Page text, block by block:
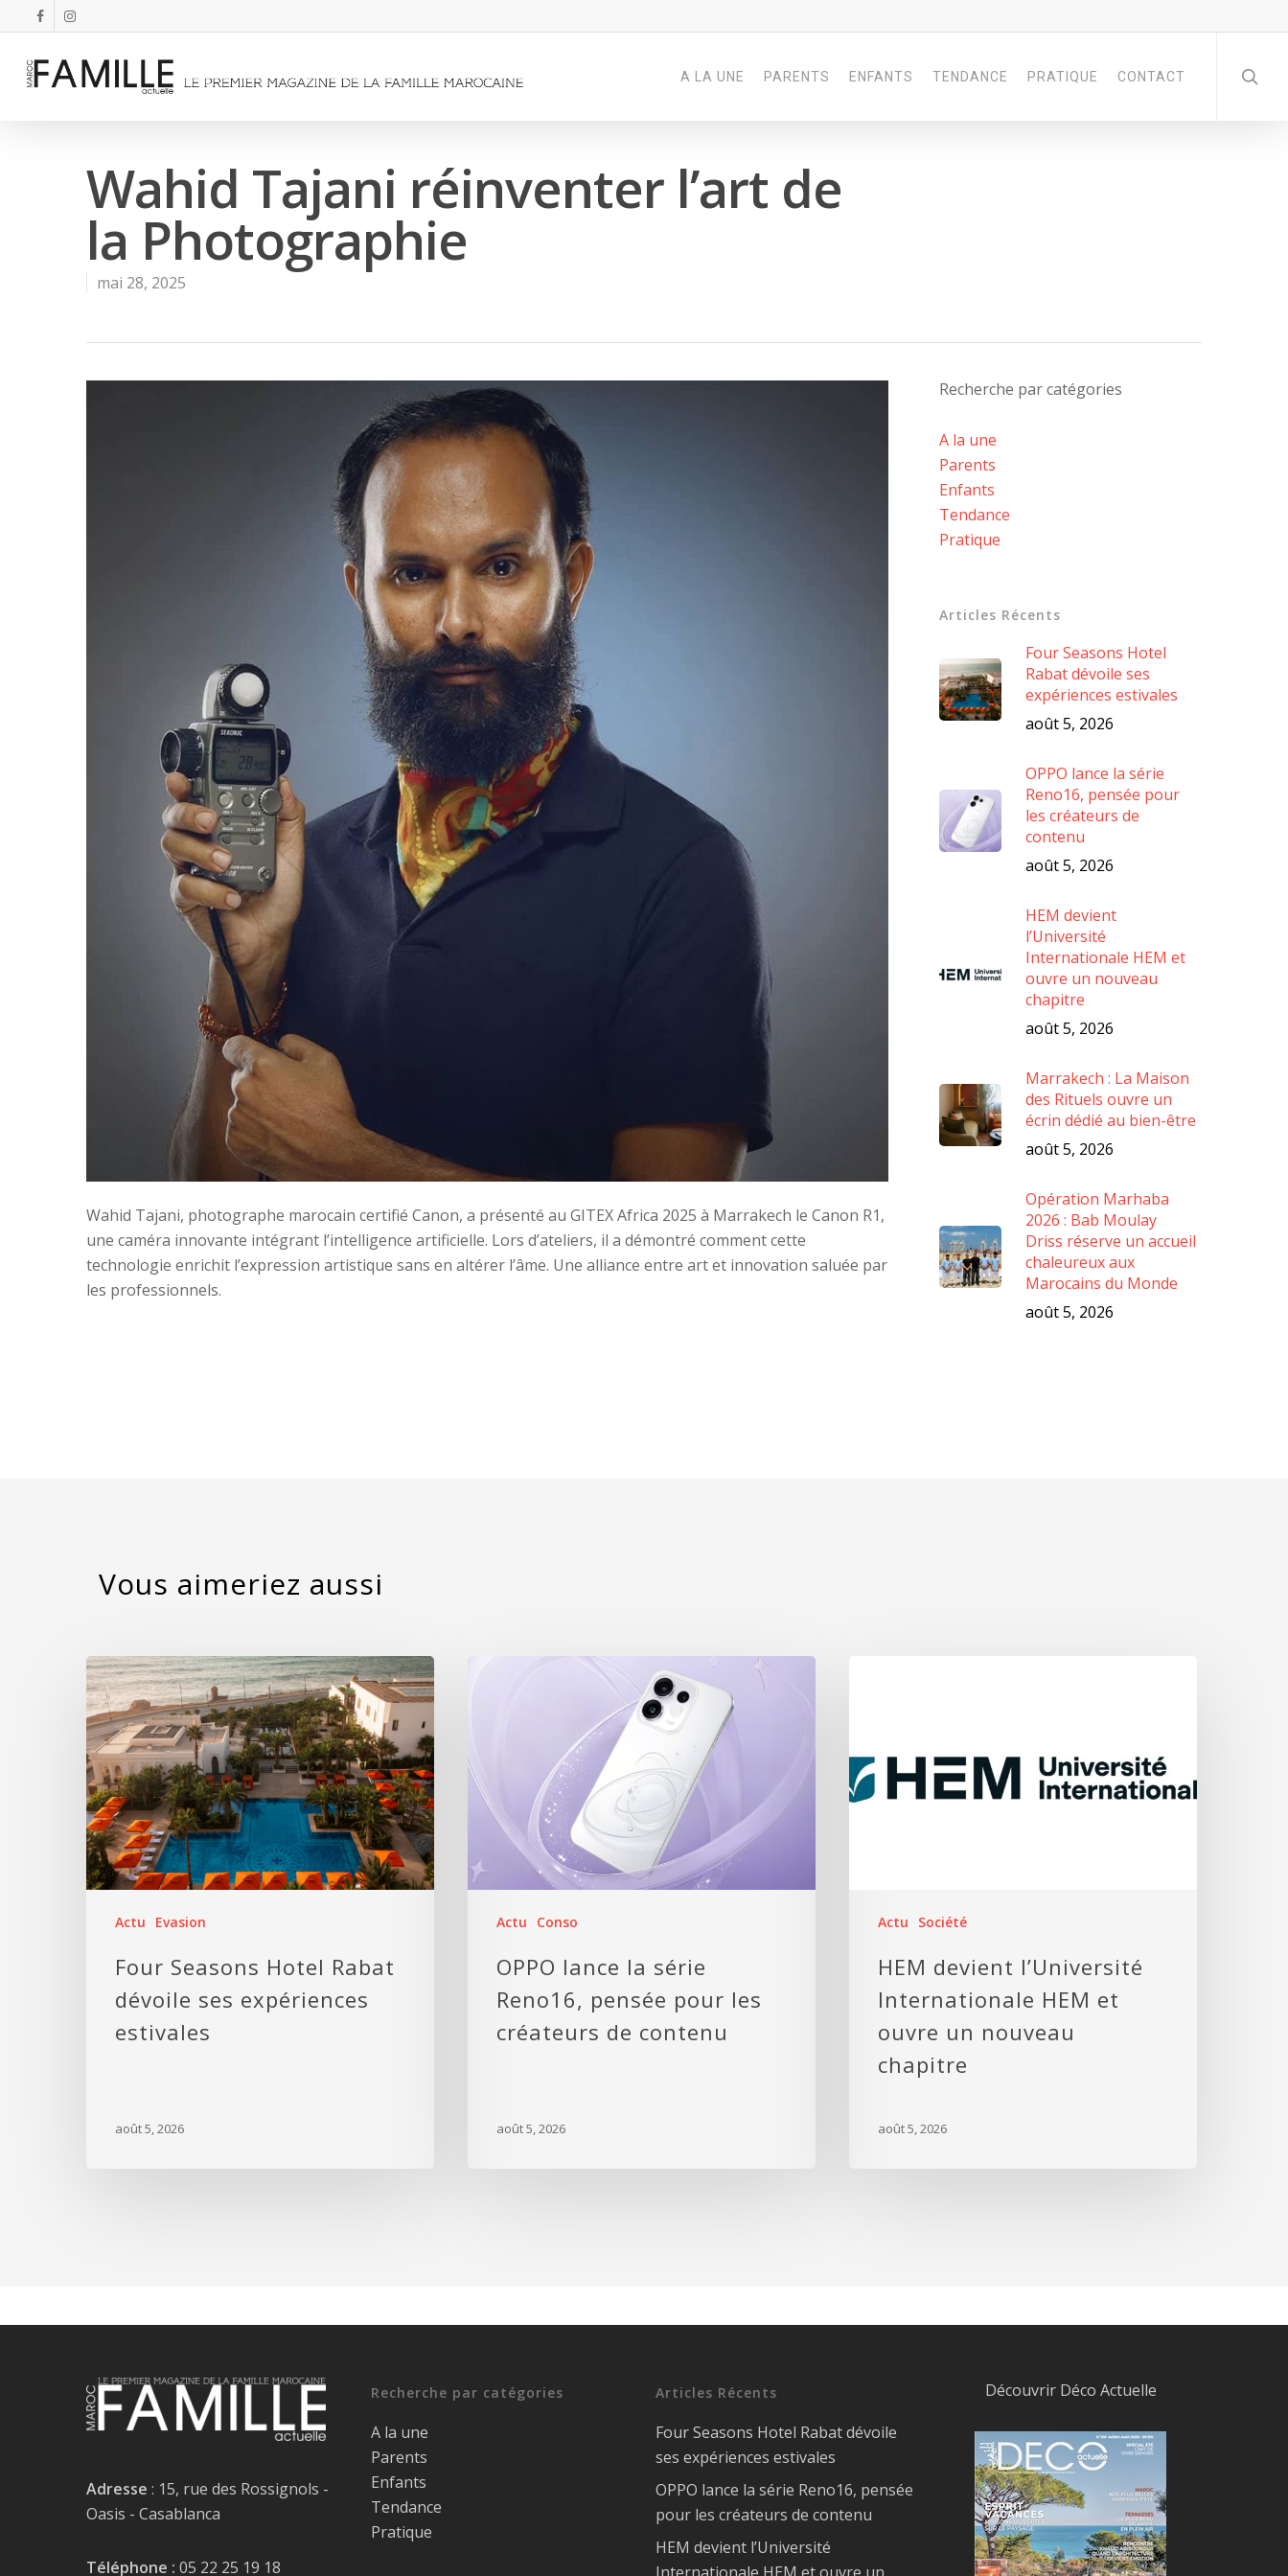
A LA UNE PARENTS ENFANTS TENDANCE PRATIQUE CONTACT
Wahid Tajani réinventer l’art de
la Photographie
mai 28, 2025
Wahid Tajani, photographe marocain certifié Canon, a présenté au GITEX Africa 2025 à Marrakech le Canon R1,
une caméra innovante intégrant l’intelligence artificielle. Lors d’ateliers, il a démontré comment cette
technologie enrichit l’expression artistique sans en altérer l’âme. Une alliance entre art et innovation saluée par
les professionnels.
Recherche par catégories
A la une
Parents
Enfants
Tendance
Pratique
Articles Récents
Four Seasons Hotel
Rabat dévoile ses
expériences estivales
août 5, 2026
OPPO lance la série
Reno16, pensée pour
les créateurs de
contenu
août 5, 2026
HEM devient
l’Université
Internationale HEM et
ouvre un nouveau
chapitre
août 5, 2026
Marrakech : La Maison
des Rituels ouvre un
écrin dédié au bien-être
août 5, 2026
Opération Marhaba
2026 : Bab Moulay
Driss réserve un accueil
chaleureux aux
Marocains du Monde
août 5, 2026
Actu Evasion
Four Seasons Hotel Rabat
dévoile ses expériences
estivales
août 5, 2026
Actu Conso
OPPO lance la série
Reno16, pensée pour les
créateurs de contenu
août 5, 2026
Actu Société
HEM devient l’Université
Internationale HEM et
ouvre un nouveau
chapitre
août 5, 2026
Adresse : 15, rue des Rossignols -
Oasis - Casablanca
Téléphone : 05 22 25 19 18
Recherche par catégories
A la une
Parents
Enfants
Tendance
Pratique
Articles Récents
Four Seasons Hotel Rabat dévoile
ses expériences estivales
OPPO lance la série Reno16, pensée
pour les créateurs de contenu
HEM devient l’Université
Découvrir Déco Actuelle